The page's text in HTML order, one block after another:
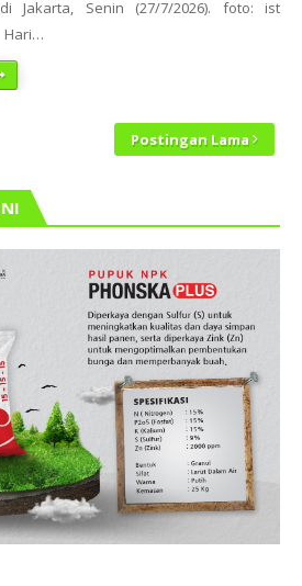
Jakarta, Senin (27/7/2026). foto: ist
Hari…
Postingan Lama